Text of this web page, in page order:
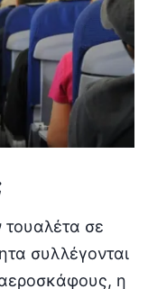
τουαλέτα σε
συλλέγονται
η